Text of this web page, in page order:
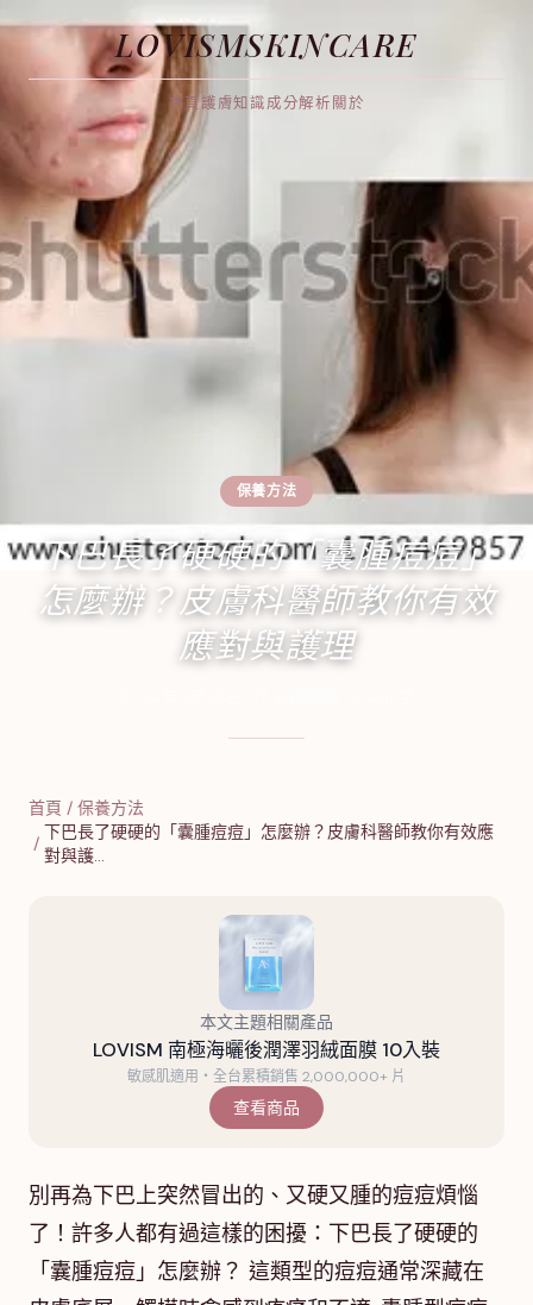
LOVISMSKINCARE
首頁護膚知識成分解析關於
保養方法
下巴長了硬硬的「囊腫痘痘」
怎麼辦？皮膚科醫師教你有效
應對與護理
首頁 / 保養方法
/
下巴長了硬硬的「囊腫痘痘」怎麼辦？皮膚科醫師教你有效應
對與護…
本文主題相關產品
LOVISM 南極海曬後潤澤羽絨面膜 10入裝
敏感肌適用・全台累積銷售 2,000,000+ 片
查看商品
別再為下巴上突然冒出的、又硬又腫的痘痘煩惱
了！許多人都有過這樣的困擾：下巴長了硬硬的
「囊腫痘痘」怎麼辦？ 這類型的痘痘通常深藏在